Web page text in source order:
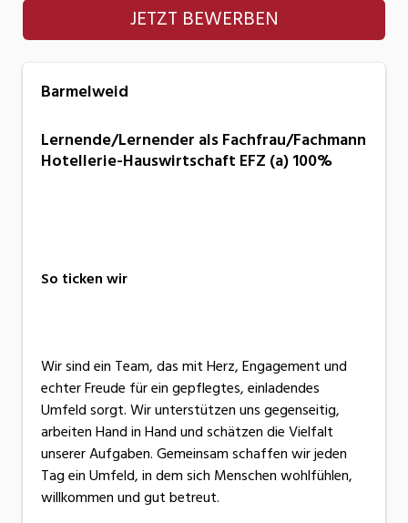
JETZT BEWERBEN
Barmelweid
Lernende/​Lernender als Fachfrau/​Fachmann
Hotellerie-Hauswirtschaft EFZ (a) 100%
So ticken wir
Wir sind ein Team, das mit Herz, Engagement und
echter Freude für ein gepflegtes, einladendes
Umfeld sorgt. Wir unterstützen uns gegenseitig,
arbeiten Hand in Hand und schätzen die Vielfalt
unserer Aufgaben. Gemeinsam schaffen wir jeden
Tag ein Umfeld, in dem sich Menschen wohlfühlen,
willkommen und gut betreut.